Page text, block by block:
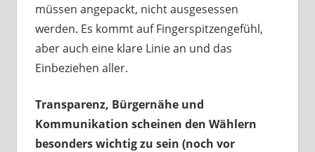
müssen angepackt, nicht ausgesessen
werden. Es kommt auf Fingerspitzengefühl,
aber auch eine klare Linie an und das
Einbeziehen aller.
Transparenz, Bürgernähe und
Kommunikation scheinen den Wählern
besonders wichtig zu sein (noch vor